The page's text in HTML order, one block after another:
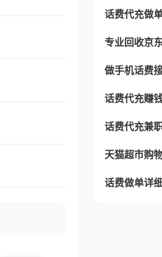
话费代充做
专业回收京
做手机话费
话费代充赚
话费代充兼
天猫超市购
话费做单详